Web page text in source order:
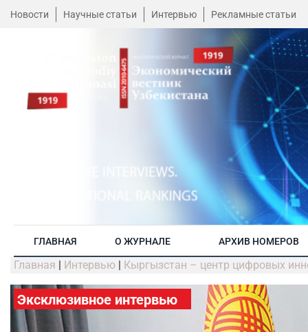
Новости Научные статьи Интервью Рекламные статьи
ГЛАВНАЯ О ЖУРНАЛЕ АРХИВ НОМЕРОВ
Главная | Интервью | Кыргызстан – центр цифровых
Эксклюзивное интервью